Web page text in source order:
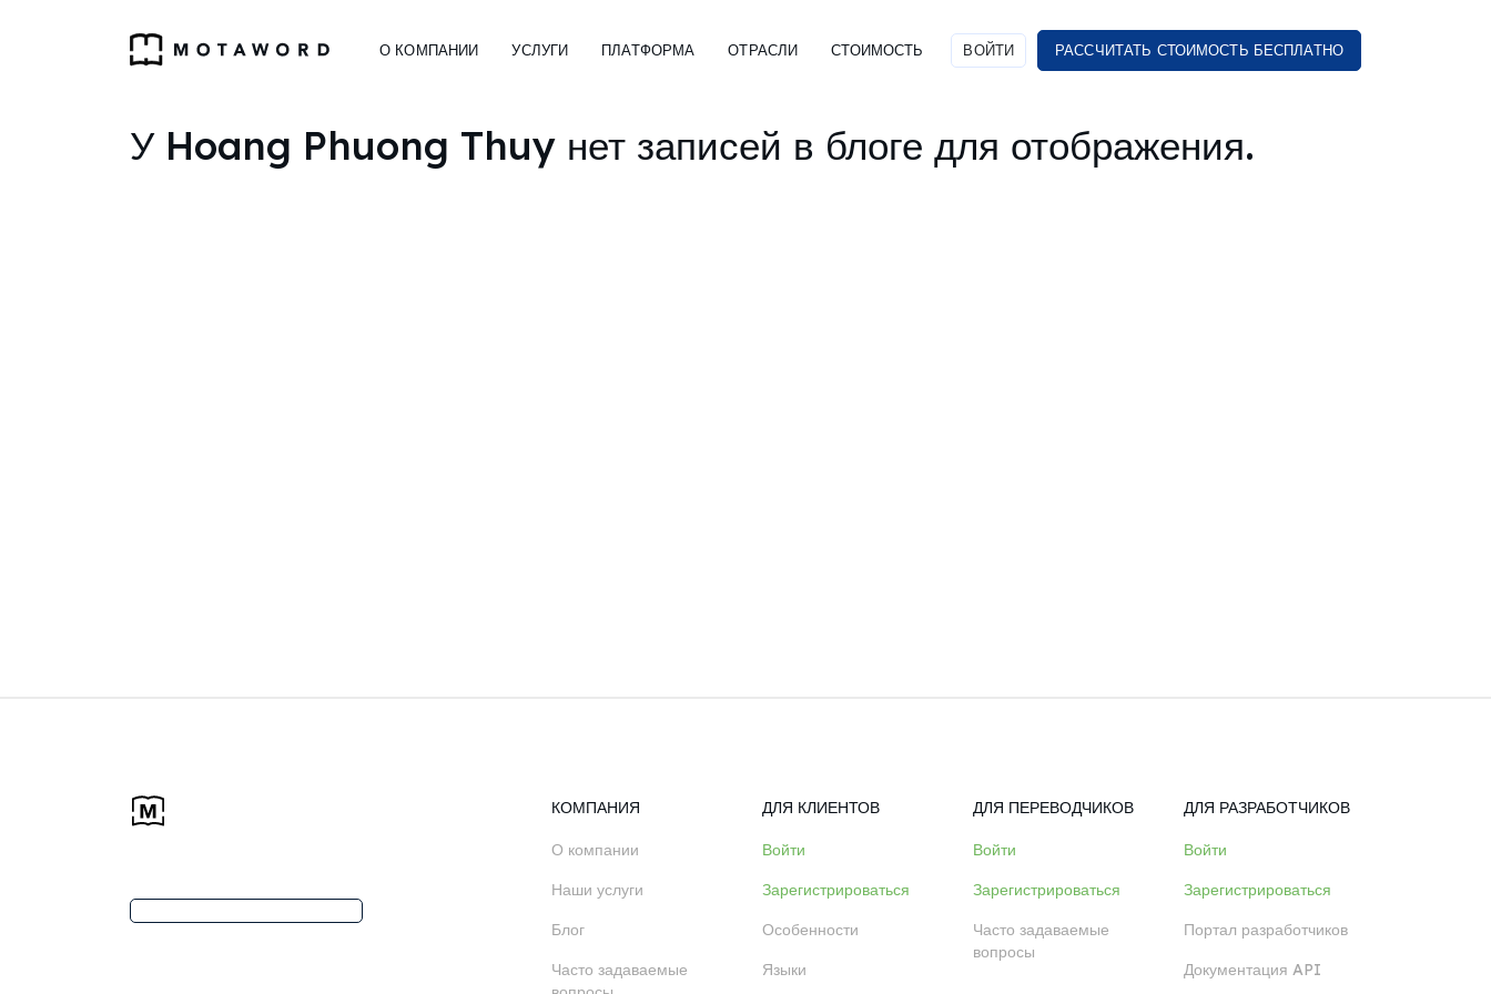
О КОМПАНИИ УСЛУГИ ПЛАТФОРМА ОТРАСЛИ СТОИМОСТЬ ВОЙТИ РАССЧИТАТЬ СТОИМОСТЬ БЕСПЛАТНО
У Hoang Phuong Thuy нет записей в блоге для отображения.
КОМПАНИЯ
О компании
Наши услуги
Блог
Часто задаваемые
ДЛЯ КЛИЕНТОВ
Войти
Зарегистрироваться
Особенности
Языки
ДЛЯ ПЕРЕВОДЧИКОВ
Войти
Зарегистрироваться
Часто задаваемые
вопросы
ДЛЯ РАЗРАБОТЧИКОВ
Войти
Зарегистрироваться
Портал разработчиков
Документация API